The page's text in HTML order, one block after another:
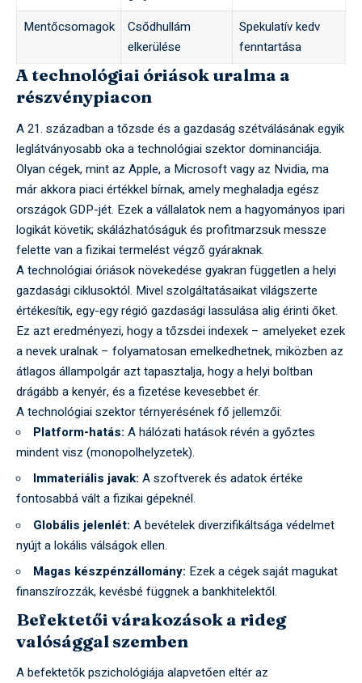
Mentőcsomagok
Csődhullám
elkerülése
Spekulatív kedv
fenntartása
A technológiai óriások uralma a
részvénypiacon
A 21. században a tőzsde és a gazdaság szétválásának egyik
leglátványosabb oka a technológiai szektor dominanciája.
Olyan cégek, mint az Apple, a Microsoft vagy az Nvidia, ma
már akkora piaci értékkel bírnak, amely meghaladja egész
országok GDP-jét. Ezek a vállalatok nem a hagyományos ipari
logikát követik; skálázhatóságuk és profitmarzsuk messze
felette van a fizikai termelést végző gyáraknak.
A technológiai óriások növekedése gyakran független a helyi
gazdasági ciklusoktól. Mivel szolgáltatásaikat világszerte
értékesítik, egy-egy régió gazdasági lassulása alig érinti őket.
Ez azt eredményezi, hogy a tőzsdei indexek – amelyeket ezek
a nevek uralnak – folyamatosan emelkedhetnek, miközben az
átlagos állampolgár azt tapasztalja, hogy a helyi boltban
drágább a kenyér, és a fizetése kevesebbet ér.
A technológiai szektor térnyerésének fő jellemzői:
Platform-hatás: A hálózati hatások révén a győztes
mindent visz (monopolhelyzetek).
Immateriális javak: A szoftverek és adatok értéke
fontosabbá vált a fizikai gépeknél.
Globális jelenlét: A bevételek diverzifikáltsága védelmet
nyújt a lokális válságok ellen.
Magas készpénzállomány: Ezek a cégek saját magukat
finanszírozzák, kevésbé függnek a bankhitelektől.
Befektetői várakozások a rideg
valósággal szemben
A befektetők pszichológiája alapvetően eltér az